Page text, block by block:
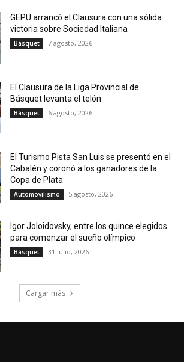
GEPU arrancó el Clausura con una sólida
victoria sobre Sociedad Italiana
Básquet 7 agosto, 2026
El Clausura de la Liga Provincial de
Básquet levanta el telón
Básquet 6 agosto, 2026
El Turismo Pista San Luis se presentó en el
Cabalén y coronó a los ganadores de la
Copa de Plata
Automovilismo 5 agosto, 2026
Igor Joloidovsky, entre los quince elegidos
para comenzar el sueño olímpico
Básquet 31 julio, 2026
Cargar más